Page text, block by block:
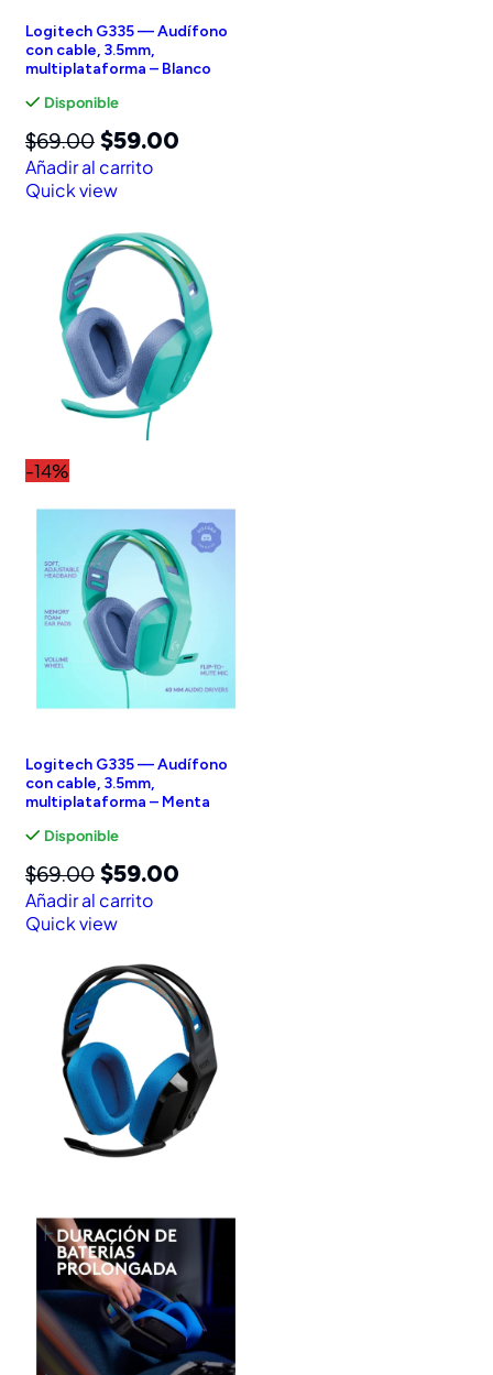
Logitech G335 — Audífono
con cable, 3.5mm,
multiplataforma – Blanco
Disponible
$69.00 $59.00
Añadir al carrito
Quick view
-14%
Logitech G335 — Audífono
con cable, 3.5mm,
multiplataforma – Menta
Disponible
$69.00 $59.00
Añadir al carrito
Quick view